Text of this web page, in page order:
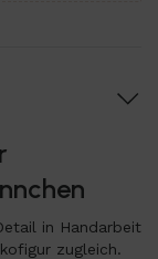
in Handarbeit
zugleich.